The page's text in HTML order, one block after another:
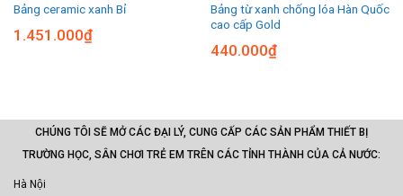
Bảng ceramic xanh Bỉ
1.451.000₫
Bảng từ xanh chống lóa Hàn Quốc
cao cấp Gold
440.000₫
CHÚNG TÔI SẼ MỞ CÁC ĐẠI LÝ, CUNG CẤP CÁC SẢN PHẨM THIẾT BỊ
TRƯỜNG HỌC, SÂN CHƠI TRẺ EM TRÊN CÁC TỈNH THÀNH CỦA CẢ NƯỚC:
Hà Nội